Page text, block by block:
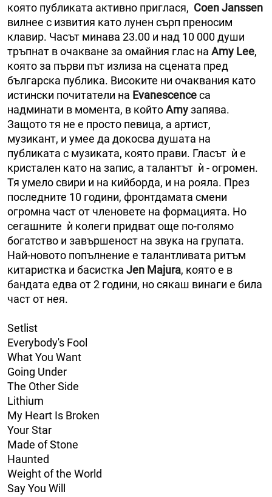
която публиката активно приглася, Coen Janssen
вилнее с извития като лунен сърп преносим
клавир. Часът минава 23.00 и над 10 000 души
тръпнат в очакване за омайния глас на Аmу Lee,
която за първи път излиза на сцената пред
българска публика. Високите ни очаквания като
истински почитатели на Evanescenceса
надминати в момента, в койтоAmyзапява.
Защото тя не е просто певица, а артист,
музикант, и умее да докосва душата на
публиката с музиката, която прави. Гласът ѝ е
кристален като на запис, а талантът ѝ - огромен.
Тя умело свири и на кийборда, и на рояла. През
последните 10 години, фронтдамата смени
огромна част от членовете на формацията. Но
сегашните ѝ колеги придват още по-голямо
богатство и завършеност на звука на групата.
Най-новото попълнение е талантливата ритъм
китаристка и басистка Jen Majura, която е в
бандата едва от 2 години, но сякаш винаги е била
част от нея.
Setlist
Everybody's Fool
What You Want
Going Under
The Other Side
Lithium
My Heart Is Broken
Your Star
Made of Stone
Haunted
Weight of the World
Say You Will